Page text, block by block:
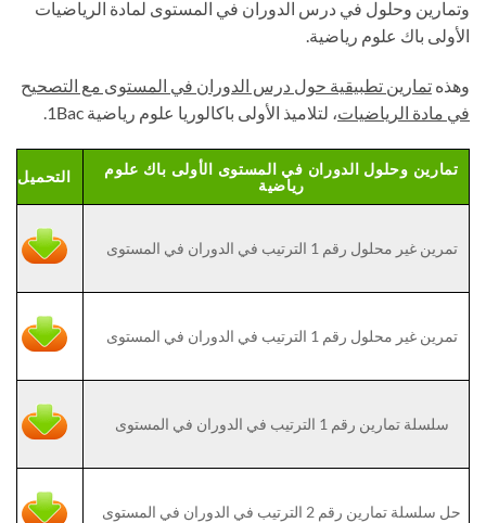
وتمارين وحلول في درس الدوران في المستوى لمادة الرياضيات
الأولى باك علوم رياضية.
وهذه تمارين تطبيقية حول درس الدوران في المستوى مع التصحيح
في مادة الرياضيات، لتلاميذ الأولى باكالوريا علوم رياضية 1Bac.
تمارين وحلول الدوران في المستوى الأولى باك علوم
رياضية
التحميل
تمرين غير محلول رقم 1 الترتيب في الدوران في المستوى
تمرين غير محلول رقم 1 الترتيب في الدوران في المستوى
سلسلة تمارين رقم 1 الترتيب في الدوران في المستوى
حل سلسلة تمارين رقم 2 الترتيب في الدوران في المستوى